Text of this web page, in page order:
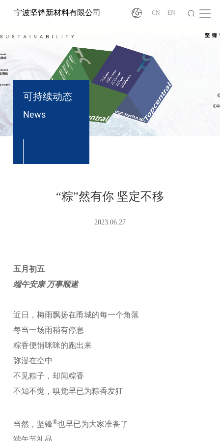
宁波坚锋新材料有限公司 CN EN
可持续动态
News
“粽”然有你 坚定不移
2023.06.27
五月 初五
端午安康 万事顺遂
近日，梅雨飘扬在甬城的每一个角落
每当一场雨稍有停息
粽香便悄咪咪的跑出来
弥漫在空中
不见粽子，却闻粽香
不知不觉，嗅觉早已为粽香发狂
当然，坚锋®也早已为大家准备了